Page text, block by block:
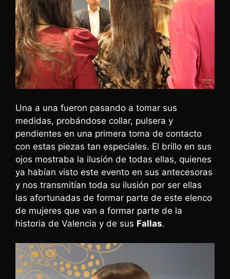
Una a una fueron pasando a tomar sus
medidas, probándose collar, pulsera y
pendientes en una primera toma de contacto
con estas piezas tan especiales. El brillo en sus
ojos mostraba la ilusión de todas ellas, quienes
ya habían visto este evento en sus antecesoras
y nos transmitían toda su ilusión por ser ellas
las afortunadas de formar parte de este elenco
de mujeres que van a formar parte de la
historia de Valencia y de sus Fallas.